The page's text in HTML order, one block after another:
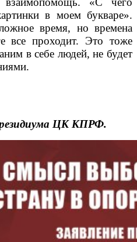
в моем букваре».
время, но времена
все проходит. Это тоже
в себе людей, не будет
ЦК КПРФ.